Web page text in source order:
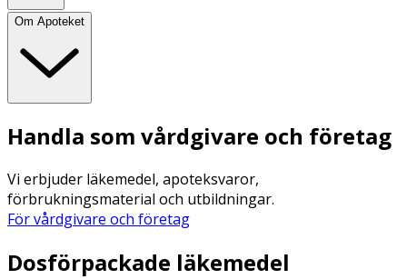
Om Apoteket
Handla som vårdgivare och företag
Vi erbjuder läkemedel, apoteksvaror,
förbrukningsmaterial och utbildningar.
För vårdgivare och företag
Dosförpackade läkemedel